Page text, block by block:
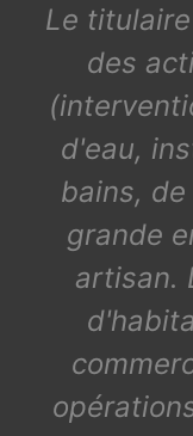
Le
des
d'eau,
bains,
grande
artisan.